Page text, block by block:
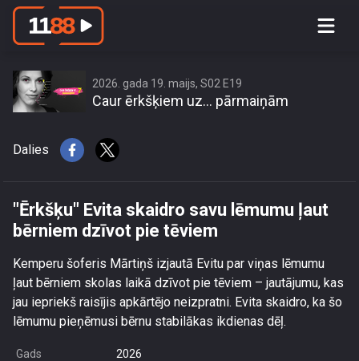
\"Ērkšķu\" Evita skaidro savu lēmumu
2026. gada 19. maijs, S02 E19
Caur ērkšķiem uz… pārmaiņām
Dalies
"Ērkšķu" Evita skaidro savu lēmumu ļaut
bērniem dzīvot pie tēviem
Kemperu šoferis Mārtiņš izjautā Evitu par viņas lēmumu
ļaut bērniem skolas laikā dzīvot pie tēviem – jautājumu, kas
jau iepriekš raisījis apkārtējo neizpratni. Evita skaidro, ka šo
lēmumu pieņēmusi bērnu stabilākas ikdienas dēļ.
Gads 2026